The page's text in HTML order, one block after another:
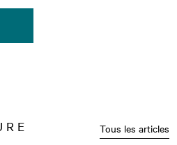
Tous les articles